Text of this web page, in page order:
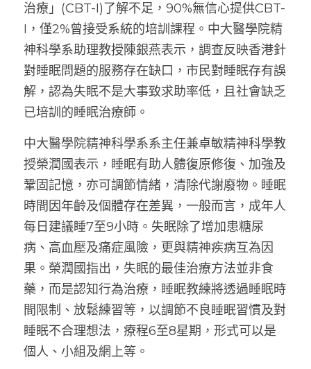
治療」(CBT-I)了解不足，90%無信心提供CBT-
I，僅2%曾接受系統的培訓課程。中大醫學院精
神科學系助理教授陳銀燕表示，調查反映香港針
對睡眠問題的服務存在缺口，市民對睡眠存有誤
解，認為失眠不是大事致求助率低，且社會缺乏
中大醫學院精神科學系系主任兼卓敏精神科學教
授榮潤國表示，睡眠有助人體復原修復、加強及
鞏固記憶，亦可調節情緒，清除代謝廢物。睡眠
時間因年齡及個體存在差異，一般而言，成年人
每日建議睡7至9小時。失眠除了增加患糖尿
病、高血壓及痛症風險，更與精神疾病互為因
果。榮潤國指出，失眠的最佳治療方法並非食
藥，而是認知行為治療，睡眠教練將透過睡眠時
間限制、放鬆練習等，以調節不良睡眠習慣及對
睡眠不合理想法，療程6至8星期，形式可以是
個人、小組及網上等。